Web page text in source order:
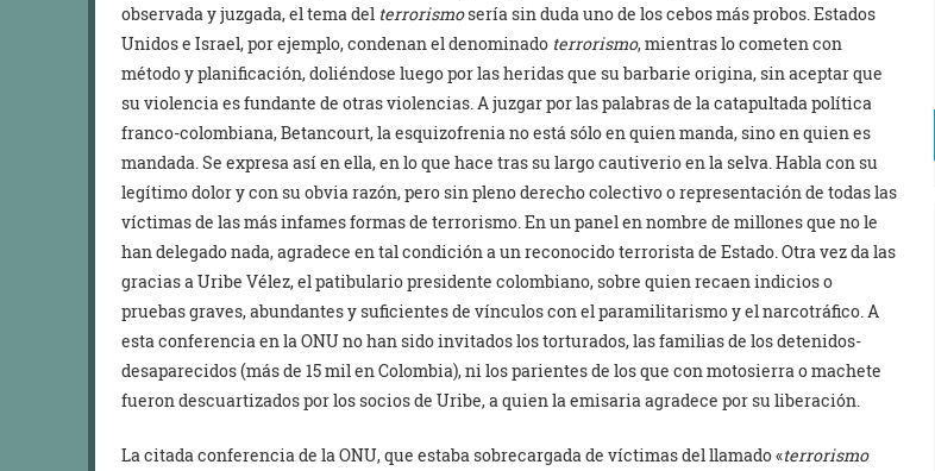
observada y juzgada, el tema del terrorismosería sin duda uno de los cebos más probos. Estados
Unidos e Israel, por ejemplo, condenan el denominado terrorismo, mientras lo cometen con
método y planificación, doliéndose luego por las heridas que su barbarie origina, sin aceptar que
su violencia es fundante de otras violencias. A juzgar por las palabras de la catapultada política
franco-colombiana, Betancourt, la esquizofrenia no está sólo en quien manda, sino en quien es
mandada. Se expresa así en ella, en lo que hace tras su largo cautiverio en la selva. Habla con su
legítimo dolor y con su obvia razón, pero sin pleno derecho colectivo o representación de todas las
víctimas de las más infames formas de terrorismo. En un panel en nombre de millones que no le
han delegado nada, agradece en tal condición a un reconocido terrorista de Estado. Otra vez da las
gracias a Uribe Vélez, el patibulario presidente colombiano, sobre quien recaen indicios o
pruebas graves, abundantes y suficientes de vínculos con el paramilitarismo y el narcotráfico. A
esta conferencia en la ONU no han sido invitados los torturados, las familias de los detenidos-
desaparecidos (más de 15 mil en Colombia), ni los parientes de los que con motosierra o machete
fueron descuartizados por los socios de Uribe, a quien la emisaria agradece por su liberación.
La citada conferencia de la ONU, que estaba sobrecargada de víctimas del llamado «terrorismo